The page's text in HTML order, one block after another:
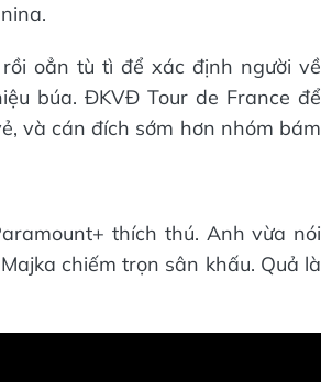
oẳn tù tì để xác định người về
búa. ĐKVĐ Tour de France để
và cán đích sớm hơn nhóm bám
thích thú. Anh vừa nói
chiếm trọn sân khấu. Quả là